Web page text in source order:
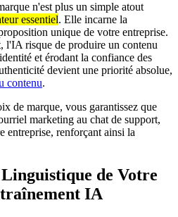
n'est plus un simple atout
essentiel. Elle incarne la
unique de votre entreprise.
l'IA risque de produire un contenu
et érodant la confiance des
devient une priorité absolue,
contenu.
de marque, vous garantissez que
marketing au chat de support,
entreprise, renforçant ainsi la
de Votre
IA